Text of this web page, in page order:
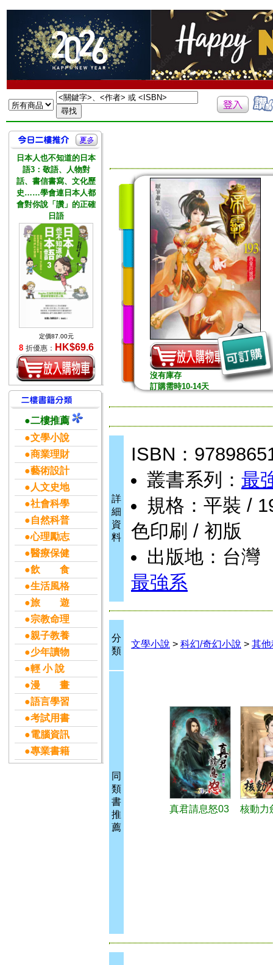
日本人也不知道的日本
語3：敬語、人物對
話、書信書寫、文化歷
史……學會連日本人都
會對你說「讚」的正確
日語
定價87.00元
8 折優惠： HK$69.6
●二樓推薦
●文學小說
●商業理財
●藝術設計
●人文史地
●社會科學
●自然科普
●心理勵志
●醫療保健
●飲 食
●生活風格
●旅 遊
●宗教命理
●親子教養
●少年讀物
●輕 小 說
●漫 畫
●語言學習
●考試用書
●電腦資訊
●專業書籍
沒有庫存
訂購需時10-14天
詳
細
資
料
ISBN：
叢書系列： 最
規格：平裝 /
色印刷 / 初版
出版地：台灣
最強系
分
類
文學小說 > 科幻/奇幻小說 > 其
同
類
書
推
薦
真君請息怒03 核動力